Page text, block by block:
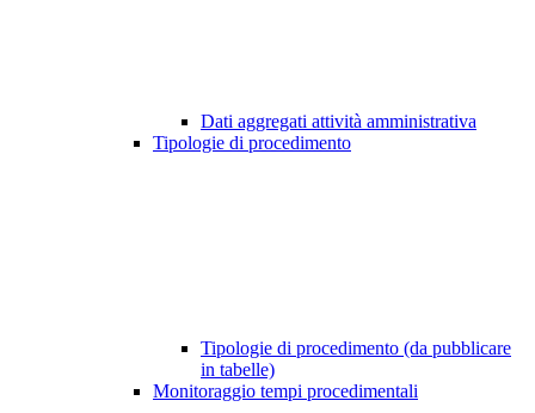
Dati aggregati attività amministrativa
Tipologie di procedimento
Tipologie di procedimento (da pubblicare
in tabelle)
Monitoraggio tempi procedimentali